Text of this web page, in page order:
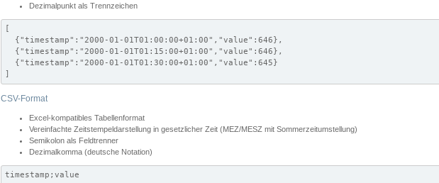
Dezimalpunkt als Trennzeichen
[
  {"timestamp":"2000-01-01T01:00:00+01:00","value":646},
  {"timestamp":"2000-01-01T01:15:00+01:00","value":646},
  {"timestamp":"2000-01-01T01:30:00+01:00","value":645}
]
CSV-Format
Excel-kompatibles Tabellenformat
Vereinfachte Zeitstempeldarstellung in gesetzlicher Zeit (MEZ/MESZ mit Sommerzeitumstellung)
Semikolon als Feldtrenner
Dezimalkomma (deutsche Notation)
timestamp;value